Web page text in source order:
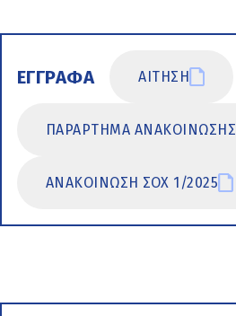
ΕΓΓΡΑΦΑ ΑΙΤΗΣΗ
ΠΑΡΑΡΤΗΜΑ ΑΝΑΚΟΙΝΩΣΗΣ
ΑΝΑΚΟΙΝΩΣΗ ΣΟΧ 1/2025